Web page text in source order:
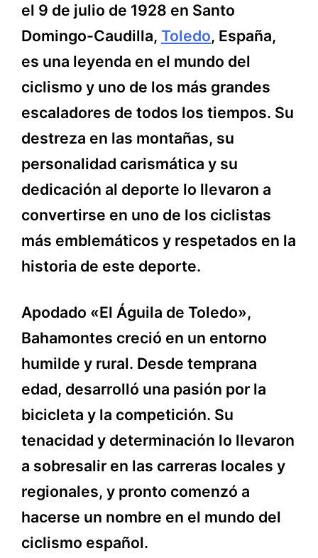
el 9 de julio de 1928 en Santo
Domingo-Caudilla, Toledo, España,
es una leyenda en el mundo del
ciclismo y uno de los más grandes
escaladores de todos los tiempos. Su
destreza en las montañas, su
personalidad carismática y su
dedicación al deporte lo llevaron a
convertirse en uno de los ciclistas
más emblemáticos y respetados en la
historia de este deporte.
Apodado «El Águila de Toledo»,
Bahamontes creció en un entorno
humilde y rural. Desde temprana
edad, desarrolló una pasión por la
bicicleta y la competición. Su
tenacidad y determinación lo llevaron
a sobresalir en las carreras locales y
regionales, y pronto comenzó a
hacerse un nombre en el mundo del
ciclismo español.